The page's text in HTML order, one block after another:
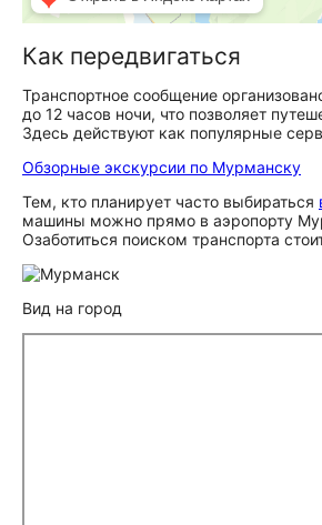
Как передвигаться
Транспортное сообщение
до 12 часов ночи, что позволяет
Здесь действуют как популярные
Обзорные экскурсии по Мурманску
Тем, кто планирует часто выбираться
машины можно прямо в аэропорту
Озаботиться поиском транспорта
Вид на город